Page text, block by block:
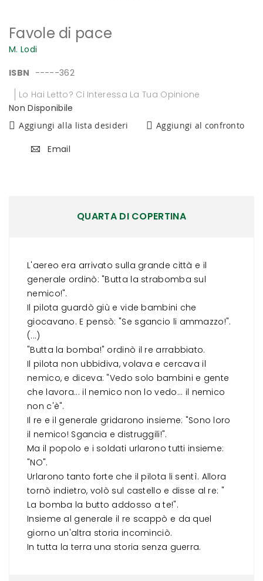
Favole di pace
M. Lodi
ISBN -----362
Lo Hai Letto? Ci Interessa La Tua Opinione
Non Disponibile
Aggiungi alla lista desideri Aggiungi al confronto
Email
all'inizio
della
galleria
di
immagini
QUARTA DI COPERTINA
L'aereo era arrivato sulla grande città e il
generale ordinò: "Butta la strabomba sul
nemico!".
Il pilota guardò giù e vide bambini che
giocavano. E pensò: "Se sgancio li ammazzo!".
(...)
"Butta la bomba!" ordinò il re arrabbiato.
Il pilota non ubbidiva, volava e cercava il
nemico, e diceva: "Vedo solo bambini e gente
che lavora... il nemico non lo vedo... il nemico
non c'è".
Il re e il generale gridarono insieme: "Sono loro
il nemico! Sgancia e distruggili!".
Ma il popolo e i soldati urlarono tutti insieme:
"NO".
Urlarono tanto forte che il pilota li sentì. Allora
tornò indietro, volò sul castello e disse al re: "
La bomba la butto addosso a te!".
Insieme al generale il re scappò e da quel
giorno un'altra storia incominciò.
In tutta la terra una storia senza guerra.